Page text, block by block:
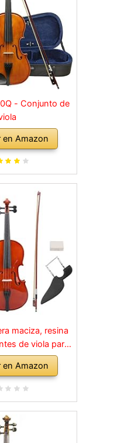
- Conjunto de
en Amazon
maciza, resina
de viola para
musicales para
adultos
en Amazon